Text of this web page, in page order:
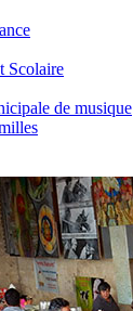
Scolaire
de musique